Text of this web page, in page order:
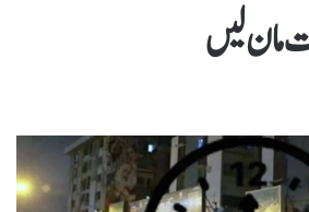
مان لیں